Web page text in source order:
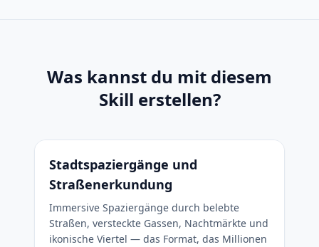
Was kannst du mit diesem
Skill erstellen?
Stadtspaziergänge und
Straßenerkundung
Immersive Spaziergänge durch belebte
Straßen, versteckte Gassen, Nachtmärkte und
ikonische Viertel — das Format, das Millionen